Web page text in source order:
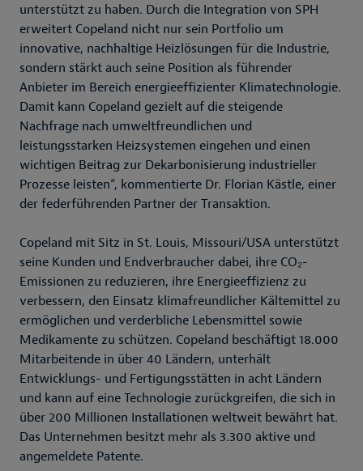
unterstützt zu haben. Durch die Integration von SPH
erweitert Copeland nicht nur sein Portfolio um
innovative, nachhaltige Heizlösungen für die Industrie,
sondern stärkt auch seine Position als führender
Anbieter im Bereich energieeffizienter Klimatechnologie.
Damit kann Copeland gezielt auf die steigende
Nachfrage nach umweltfreundlichen und
leistungsstarken Heizsystemen eingehen und einen
wichtigen Beitrag zur Dekarbonisierung industrieller
Prozesse leisten“, kommentierte Dr. Florian Kästle, einer
der federführenden Partner der Transaktion.
Copeland mit Sitz in St. Louis, Missouri/USA unterstützt
seine Kunden und Endverbraucher dabei, ihre CO₂-
Emissionen zu reduzieren, ihre Energieeffizienz zu
verbessern, den Einsatz klimafreundlicher Kältemittel zu
ermöglichen und verderbliche Lebensmittel sowie
Medikamente zu schützen. Copeland beschäftigt 18.000
Mitarbeitende in über 40 Ländern, unterhält
Entwicklungs- und Fertigungsstätten in acht Ländern
und kann auf eine Technologie zurückgreifen, die sich in
über 200 Millionen Installationen weltweit bewährt hat.
Das Unternehmen besitzt mehr als 3.300 aktive und
angemeldete Patente.